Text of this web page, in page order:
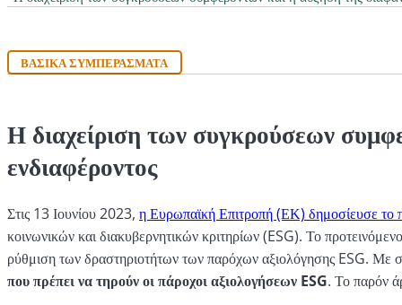
ΒΑΣΙΚΆ ΣΥΜΠΕΡΆΣΜΑΤΑ
Η διαχείριση των συγκρούσεων
ενδιαφέροντος
Στις 13 Ιουνίου 2023, η Ευρωπαϊκή Επιτροπή (ΕΚ) δημοσίευσε το
κοινωνικών και διακυβερνητικών κριτηρίων (ESG). Το
ρύθμιση των δραστηριοτήτων των παρόχων αξιολόγησης ESG. Με
που πρέπει να τηρούν οι πάροχοι αξιολογήσεων ESG. Το παρόν